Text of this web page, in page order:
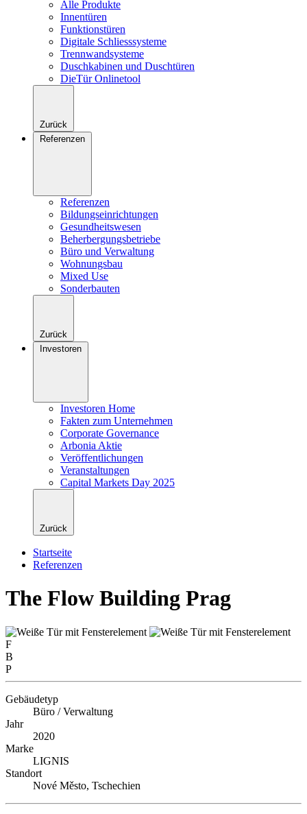
Alle Produkte
Innentüren
Funktionstüren
Digitale Schliesssysteme
Trennwandsysteme
Duschkabinen und Duschtüren
DieTür Onlinetool
Zurück
Referenzen
Referenzen
Bildungseinrichtungen
Gesundheitswesen
Beherbergungsbetriebe
Büro und Verwaltung
Wohnungsbau
Mixed Use
Sonderbauten
Zurück
Investoren
Investoren Home
Fakten zum Unternehmen
Corporate Governance
Arbonia Aktie
Veröffentlichungen
Veranstaltungen
Capital Markets Day 2025
Zurück
Startseite
Referenzen
The Flow Building Prag
F
B
P
Gebäudetyp
Büro / Verwaltung
Jahr
2020
Marke
LIGNIS
Standort
Nové Město, Tschechien